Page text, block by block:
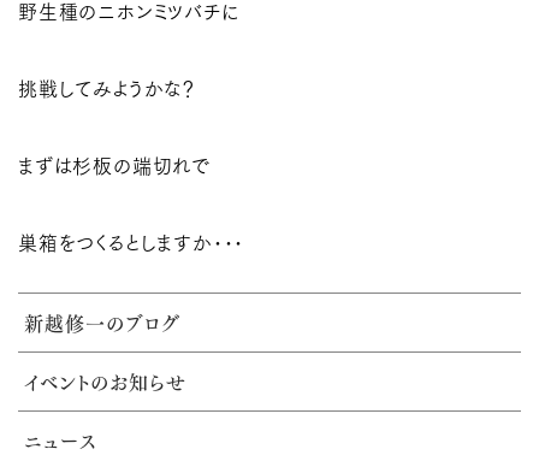
野生種のニホンミツバチに
挑戦してみようかな？
まずは杉板の端切れで
巣箱をつくるとしますか･･･
新越修一のブログ
イベントのお知らせ
ニュース